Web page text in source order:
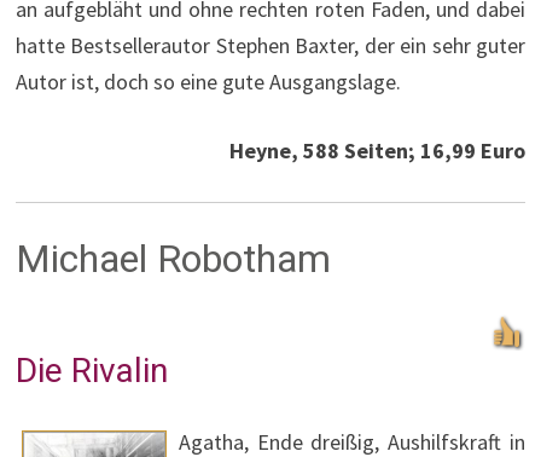
an aufgebläht und ohne rechten roten Faden, und dabei
hatte Bestsellerautor Stephen Baxter, der ein sehr guter
Autor ist, doch so eine gute Ausgangslage.
Heyne, 588 Seiten; 16,99 Euro
Michael Robotham
Die Rivalin
Agatha, Ende dreißig, Aushilfskraft in